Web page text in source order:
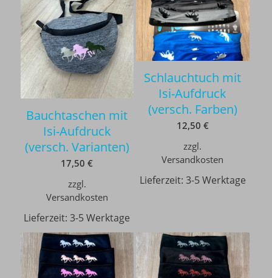
Bauchtaschen mit
Isi-Aufdruck
(versch. Varianten)
17,50€
zzgl.
Versandkosten
Lieferzeit:3-5 Werktage
Schlauchtuch mit
Isi-Aufdruck
(versch. Farben)
12,50 €
zzgl.
Versandkosten
Lieferzeit: 3-5 Werktage